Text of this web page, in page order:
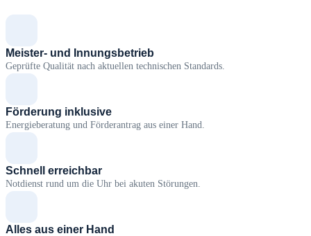
Meister- und Innungsbetrieb
Geprüfte Qualität nach aktuellen technischen Standards.
Förderung inklusive
Energieberatung und Förderantrag aus einer Hand.
Schnell erreichbar
Notdienst rund um die Uhr bei akuten Störungen.
Alles aus einer Hand